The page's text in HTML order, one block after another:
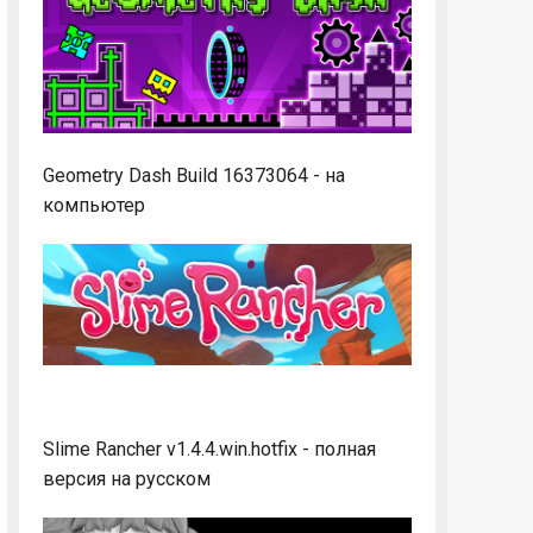
Geometry Dash Build 16373064 - на
компьютер
Slime Rancher v1.4.4.win.hotfix - полная
версия на русском